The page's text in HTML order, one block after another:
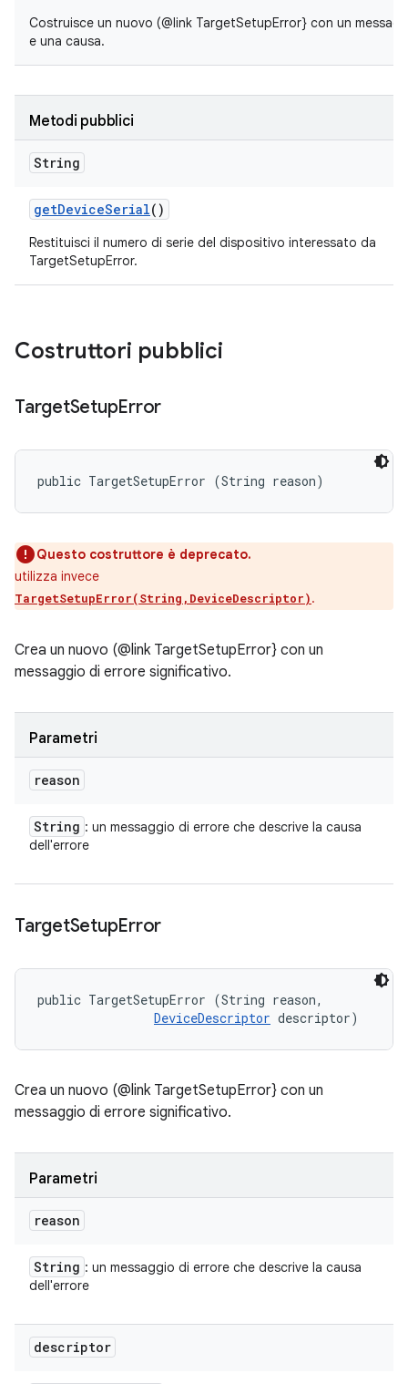
Costruisce un nuovo (@link TargetSetupError} con un
e una causa.
Metodi pubblici
String
getDeviceSerial()
Restituisci il numero di serie del dispositivo interessato da
TargetSetupError.
Costruttori pubblici
TargetSetupError
public TargetSetupError (String reason)
Questo costruttore è deprecato.
utilizza invece
TargetSetupError(String,DeviceDescriptor).
Crea un nuovo (@link TargetSetupError} con un
messaggio di errore significativo.
Parametri
reason
String : un messaggio di errore che descrive la causa
dell'errore
TargetSetupError
public TargetSetupError (String reason,
DeviceDescriptor descriptor)
Crea un nuovo (@link TargetSetupError} con un
messaggio di errore significativo.
Parametri
reason
String : un messaggio di errore che descrive la causa
dell'errore
descriptor